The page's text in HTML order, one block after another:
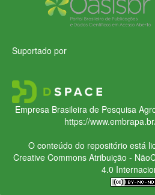
Suportado por
Empresa Brasileira de Pesquisa
https://
O conteúdo do repositório está
Creative CommonsAtribuição -
4.0